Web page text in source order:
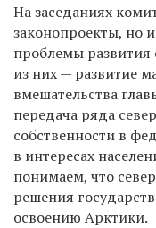
На заседаниях
законопроекты, но
проблемы развития
из них — развитие
вмешательства
передача ряда
собственности в
в интересах
понимаем, что
решения
освоению Арктики.